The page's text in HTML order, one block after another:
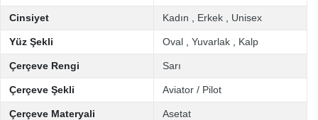
Cinsiyet Kadın Erkek Unisex
Yüz Şekli Oval Yuvarlak Kalp
Çerçeve Rengi Sarı
Çerçeve Şekli Aviator / Pilot
Çerçeve Materyali Asetat